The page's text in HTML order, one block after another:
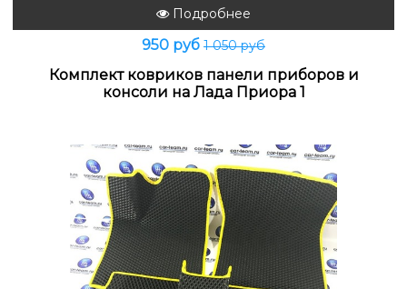
Подробнее
950 руб 1 050 руб
Комплект ковриков панели приборов и
консоли на Лада Приора 1